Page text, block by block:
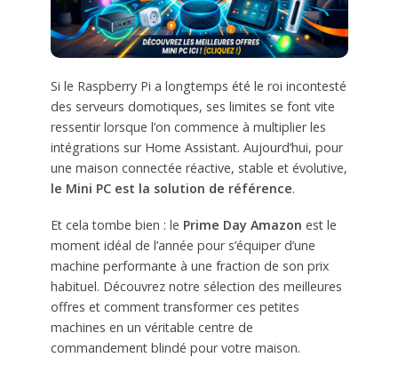
Si le Raspberry Pi a longtemps été le roi incontesté
des serveurs domotiques, ses limites se font vite
ressentir lorsque l’on commence à multiplier les
intégrations sur Home Assistant. Aujourd’hui, pour
une maison connectée réactive, stable et évolutive,
le Mini PC est la solution de référence.
Et cela tombe bien : le Prime Day Amazon est le
moment idéal de l’année pour s’équiper d’une
machine performante à une fraction de son prix
habituel. Découvrez notre sélection des meilleures
offres et comment transformer ces petites
machines en un véritable centre de
commandement blindé pour votre maison.